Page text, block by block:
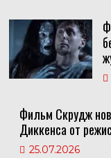
Фильм Скрудж
Диккенса от
25.07.2026